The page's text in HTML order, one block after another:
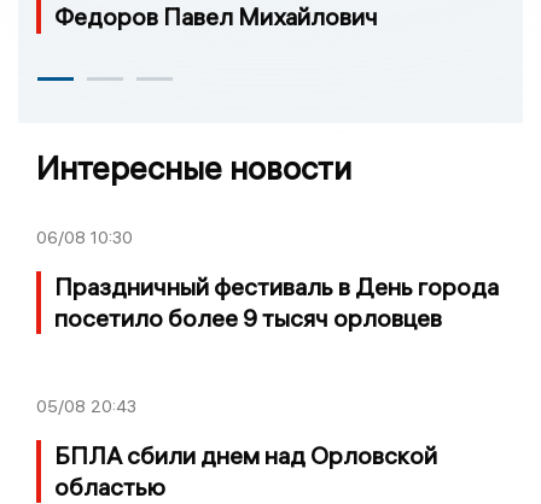
Федоров Павел Михайлович
Интересные новости
06/08 10:30
Праздничный фестиваль в День города
посетило более 9 тысяч орловцев
05/08 20:43
БПЛА сбили днем над Орловской
областью